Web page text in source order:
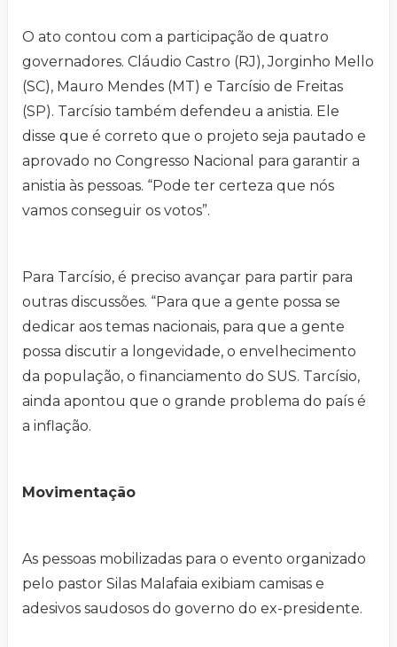
O ato contou com a participação de quatro
governadores. Cláudio Castro (RJ), Jorginho Mello
(SC), Mauro Mendes (MT) e Tarcísio de Freitas
(SP). Tarcísio também defendeu a anistia. Ele
disse que é correto que o projeto seja pautado e
aprovado no Congresso Nacional para garantir a
anistia às pessoas. “Pode ter certeza que nós
vamos conseguir os votos”.
Para Tarcísio, é preciso avançar para partir para
outras discussões. “Para que a gente possa se
dedicar aos temas nacionais, para que a gente
possa discutir a longevidade, o envelhecimento
da população, o financiamento do SUS. Tarcísio,
ainda apontou que o grande problema do país é
a inflação.
Movimentação
As pessoas mobilizadas para o evento organizado
pelo pastor Silas Malafaia exibiam camisas e
adesivos saudosos do governo do ex-presidente.